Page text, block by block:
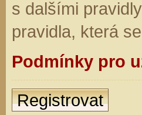
s dalšími
pravidla, která
Podmínky pro
Registrovat